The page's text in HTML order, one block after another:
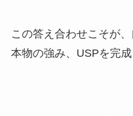
この答え合わせこそが
本物の強み、USPを完成